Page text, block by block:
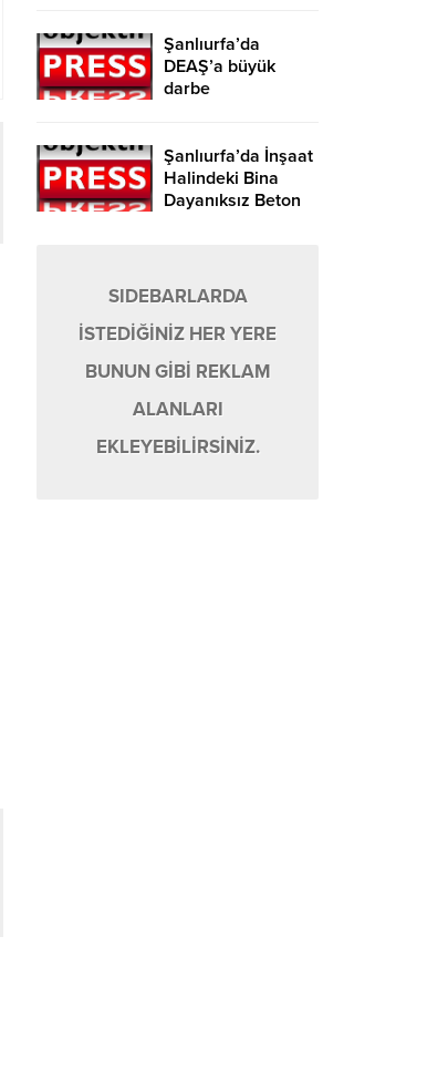
Şanlıurfa’da
DEAŞ’a büyük
darbe
Şanlıurfa’da İnşaat
Halindeki Bina
Dayanıksız Beton
SIDEBARLARDA
İSTEDİĞİNİZ HER YERE
BUNUN GİBİ REKLAM
ALANLARI
EKLEYEBİLİRSİNİZ.